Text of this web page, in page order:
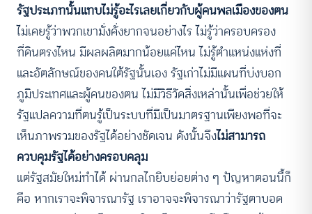
รัฐประเภทนั้นแทบไม่รู้อะไรเลยเกี่ยวกับผู้คนพลเมืองของตน
ไม่เคยรู้ว่าพวกเขามั่งคั่งยากจนอย่างไร ไม่รู้ว่าครอบครอง
ที่ดินตรงไหน มีผลผลิตมากน้อยแค่ไหน ไม่รู้ตำแหน่งแห่งที่
และอัตลักษณ์ของคนใต้รัฐนั้นเอง รัฐเก่าไม่มีแผนที่บ่งบอก
ภูมิประเทศและผู้คนของตน ไม่มีวิธีวัดสิ่งเหล่านั้นเพื่อช่วยให้
รัฐแปลความที่ตนรู้เป็นระบบที่มีเป็นมาตรฐานเพียงพอที่จะ
เห็นภาพรวมของรัฐได้อย่างชัดเจน ดังนั้นจึงไม่สามารถ
ควบคุมรัฐได้อย่างครอบคลุม
แต่รัฐสมัยใหม่ทำได้ ผ่านกลไกยิบย่อยต่าง ๆ ปัญหาตอนนี้ก็
คือ หากเราจะพิจารณารัฐ เราอาจจะพิจารณาว่ารัฐตาบอด